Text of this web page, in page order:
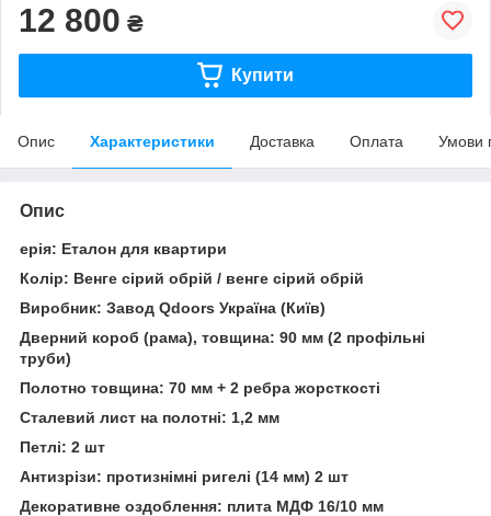
12 800 ₴
Купити
Опис Характеристики Доставка Оплата Умови
Опис
ерія: Еталон для квартири
Колір: Венге сірий обрій / венге сірий обрій
Виробник: Завод Qdoors Україна (Київ)
Дверний короб (рама), товщина: 90 мм (2 профільні
труби)
Полотно товщина: 70 мм + 2 ребра жорсткості
Сталевий лист на полотні: 1,2 мм
Петлі: 2 шт
Антизрізи: протизнімні ригелі (14 мм) 2 шт
Декоративне оздоблення: плита МДФ 16/10 мм